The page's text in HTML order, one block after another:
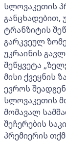
სლოვაკეთის
განცხადებით,
ტრანზიტის
გარკვეულ
უკრაინის
შეწყვეტა
მისი ქვეყნის
ევროს
სლოვაკეთის
მომავალ
შეჩერების
პრემიერის